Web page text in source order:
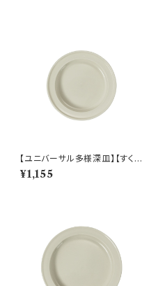
【ユニバーサル多様深皿】【すくい
やすいうつわ】16.5cm ディープ
プレート（ホワイト）【NB10】
¥1,155